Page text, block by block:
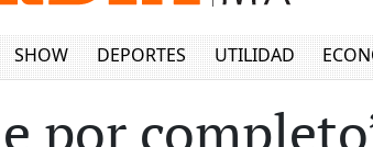
SHOW DEPORTES UTILIDAD